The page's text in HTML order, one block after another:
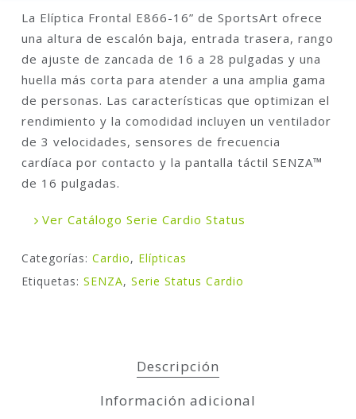
La Elíptica Frontal E866-16” de SportsArt ofrece
una altura de escalón baja, entrada trasera, rango
de ajuste de zancada de 16 a 28 pulgadas y una
huella más corta para atender a una amplia gama
de personas. Las características que optimizan el
rendimiento y la comodidad incluyen un ventilador
de 3 velocidades, sensores de frecuencia
cardíaca por contacto y la pantalla táctil SENZA™
de 16 pulgadas.
Ver Catálogo Serie Cardio Status
Categorías: Cardio, Elípticas
Etiquetas: SENZA, Serie Status Cardio
Descripción
Información adicional